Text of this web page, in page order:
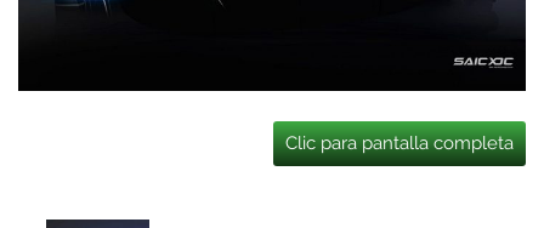
Clic para pantalla completa